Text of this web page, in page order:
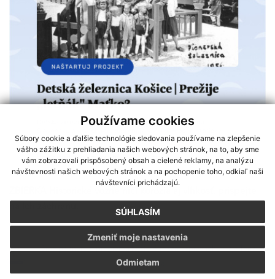
Používame cookies
Súbory cookie a ďalšie technológie sledovania používame na zlepšenie
vášho zážitku z prehliadania našich webových stránok, na to, aby sme
vám zobrazovali prispôsobený obsah a cielené reklamy, na analýzu
návštevnosti našich webových stránok a na pochopenie toho, odkiaľ naši
návštevníci prichádzajú.
SÚHLASÍM
Odmietam
Zmeniť moje nastavenia
Sme partnerom programu Košického samosprávneho kraja Terra
Incognita